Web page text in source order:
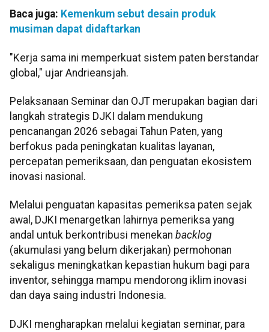
Baca juga: Kemenkum sebut desain produk
musiman dapat didaftarkan
"Kerja sama ini memperkuat sistem paten berstandar
global," ujar Andrieansjah.
Pelaksanaan Seminar dan OJT merupakan bagian dari
langkah strategis DJKI dalam mendukung
pencanangan 2026 sebagai Tahun Paten, yang
berfokus pada peningkatan kualitas layanan,
percepatan pemeriksaan, dan penguatan ekosistem
inovasi nasional.
Melalui penguatan kapasitas pemeriksa paten sejak
awal, DJKI menargetkan lahirnya pemeriksa yang
andal untuk berkontribusi menekan backlog
(akumulasi yang belum dikerjakan) permohonan
sekaligus meningkatkan kepastian hukum bagi para
inventor, sehingga mampu mendorong iklim inovasi
dan daya saing industri Indonesia.
DJKI mengharapkan melalui kegiatan seminar, para